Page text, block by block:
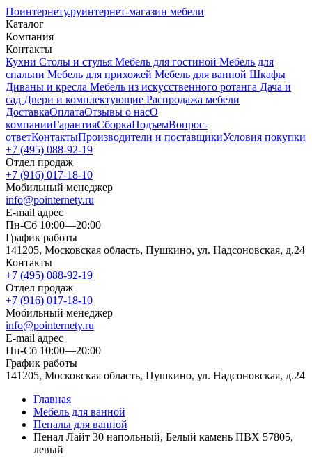
Поинтернету.руинтернет-магазин мебели
Каталог
Компания
Контакты
Кухни Столы и стулья Мебель для гостиной Мебель для
спальни Мебель для прихожей Мебель для ванной Шкафы
Диваны и кресла Мебель из искусственного ротанга Дача и
сад Двери и комплектующие Распродажа мебели
ДоставкаОплатаОтзывы о насО
компанииГарантияСборкаПодъемВопрос-
ответКонтактыПроизводители и поставщикиУсловия покупки
+7 (495) 088-92-19
Отдел продаж
+7 (916) 017-18-10
Мобильный менеджер
info@pointernety.ru
E-mail адрес
Пн-Сб 10:00—20:00
График работы
141205, Московская область, Пушкино, ул. Надсоновская, д.24
Контакты
+7 (495) 088-92-19
Отдел продаж
+7 (916) 017-18-10
Мобильный менеджер
info@pointernety.ru
E-mail адрес
Пн-Сб 10:00—20:00
График работы
141205, Московская область, Пушкино, ул. Надсоновская, д.24
Главная
Мебель для ванной
Пеналы для ванной
Пенал Лайт 30 напольный, Белый камень ПВХ 57805,
левый